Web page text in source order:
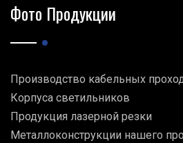
Фото Продукции
Производство кабельных
Корпуса светильников
Продукция лазерной резки
Металлоконструкции нашего